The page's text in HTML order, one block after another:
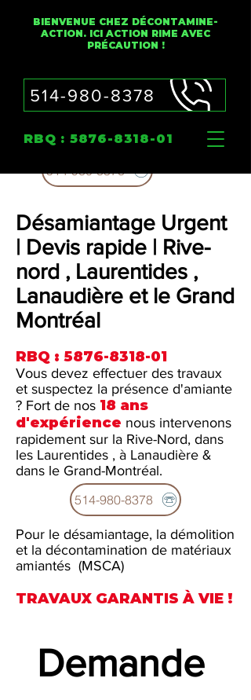
514-980-8378
RBQ : 5876-8318-01
BIENVENUE CHEZ DÉCONTAMINE-
ACTION. ICI ACTION RIME AVEC
PRÉCAUTION !
Désamiantage Urgent
| Devis rapide | Rive-
nord , Laurentides ,
Lanaudière et le Grand
Montréal
RBQ : 5876-8318-01
Vous devez effectuer des travaux
et suspectez la présence d'amiante
? Fort de nos 18 ans
d'expérience nous intervenons
rapidement sur la Rive-Nord, dans
les Laurentides , à Lanaudière &
dans le Grand-Montréal.
Pour le désamiantage, la démolition
et la décontamination de matériaux
amiantés (MSCA)
TRAVAUX GARANTIS À VIE !
514-980-8378
Demande
514-980-8378